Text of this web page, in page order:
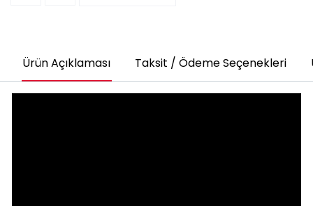
Ürün Açıklaması Taksit / Ödeme Seçenekleri